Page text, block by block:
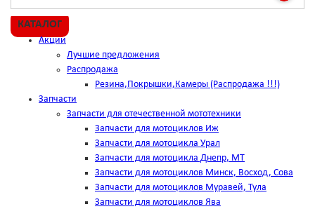
КАТАЛОГ
Акции
Лучшие предложения
Распродажа
Резина,Покрышки,Камеры (Распродажа !!!)
Запчасти
Запчасти для отечественной мототехники
Запчасти для мотоциклов Иж
Запчасти для мотоцикла Урал
Запчасти для мотоцикла Днепр, МТ
Запчасти для мотоциклов Минск, Восход, Сова
Запчасти для мотоциклов Муравей, Тула
Запчасти для мотоциклов Ява